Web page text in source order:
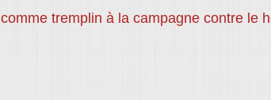
comme tremplin à la campagne contre le